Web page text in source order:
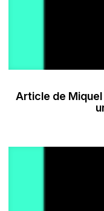
Article de